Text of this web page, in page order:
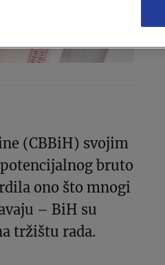
(CBBiH) svojim
bruto
ono što mnogi
– BiH su
tržištu rada.